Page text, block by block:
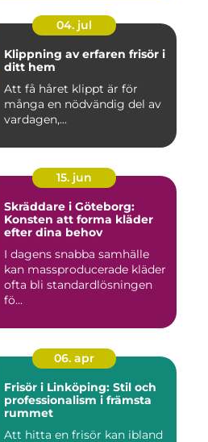
04. jul
Klippning av erfaren frisör i
ditt hem
Att få håret klippt är för
många en nödvändig del av
vardagen,...
15. jun
Skräddare i Göteborg:
Konsten att forma kläder
efter dina behov
I dagens snabba samhälle
kan massproducerade kläder
ofta bli standardlösningen
fö...
06. apr
Frisör i Linköping: Stil och
professionalism i främsta
rummet
Att hitta en frisör kan ibland